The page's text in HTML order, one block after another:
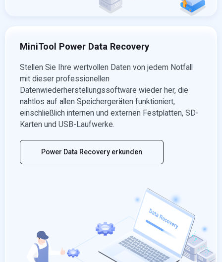
MiniTool Power Data Recovery
Stellen Sie Ihre wertvollen Daten von jedem Notfall
mit dieser professionellen
Datenwiederherstellungssoftware wieder her, die
nahtlos auf allen Speichergeräten funktioniert,
einschließlich internen und externen Festplatten, SD-
Karten und USB-Laufwerke.
Power Data Recovery erkunden